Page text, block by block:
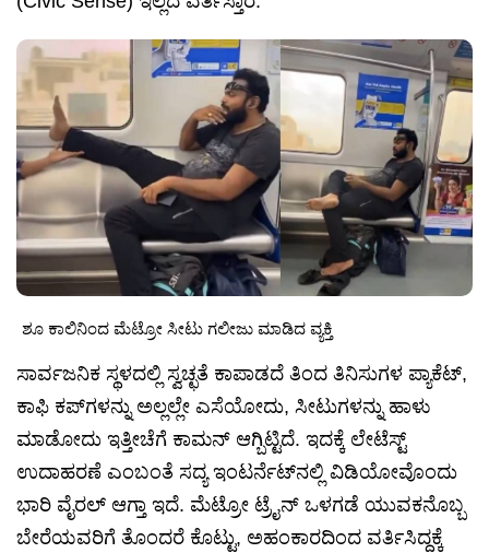
ಶೂ ಕಾಲಿನಿಂದ ಮೆಟ್ರೋ ಸೀಟು ಗಲೀಜು ಮಾಡಿದ ವ್ಯಕ್ತಿ
ಸಾರ್ವಜನಿಕ ಸ್ಥಳದಲ್ಲಿ ಸ್ವಚ್ಛತೆ ಕಾಪಾಡದೆ ತಿಂದ ತಿನಿಸುಗಳ ಪ್ಯಾಕೆಟ್,
ಕಾಫಿ ಕಪ್‌ಗಳನ್ನು ಅಲ್ಲಲ್ಲೇ ಎಸೆಯೋದು, ಸೀಟುಗಳನ್ನು ಹಾಳು
ಮಾಡೋದು ಇತ್ತೀಚೆಗೆ ಕಾಮನ್ ಆಗ್ಬಿಟ್ಟಿದೆ. ಇದಕ್ಕೆ ಲೇಟೆಸ್ಟ್
ಉದಾಹರಣೆ ಎಂಬಂತೆ ಸದ್ಯ ಇಂಟರ್ನೆಟ್‌ನಲ್ಲಿ ವಿಡಿಯೋವೊಂದು
ಭಾರಿ ವೈರಲ್ ಆಗ್ತಾ ಇದೆ. ಮೆಟ್ರೋ ಟ್ರೈನ್ ಒಳಗಡೆ ಯುವಕನೊಬ್ಬ
ಬೇರೆಯವರಿಗೆ ತೊಂದರೆ ಕೊಟ್ಟು, ಅಹಂಕಾರದಿಂದ ವರ್ತಿಸಿದ್ದಕ್ಕೆ